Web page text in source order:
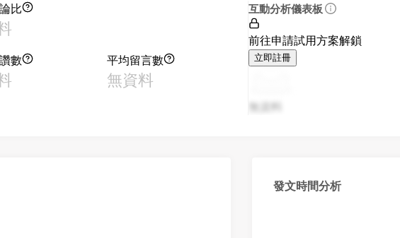
比
數 平均留言數
無資料
互動分析儀表板
前往申請試用方案解鎖
立即註冊
無資料
發文時間分析